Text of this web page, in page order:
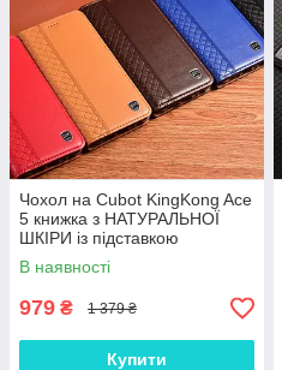
Чохол на Cubot KingKong Ace
5 книжка з НАТУРАЛЬНОЇ
ШКІРИ із підставкою
візитницею протиударний
магнітний "BOTTEGA"
В наявності
979 ₴ 1 379 ₴
Купити